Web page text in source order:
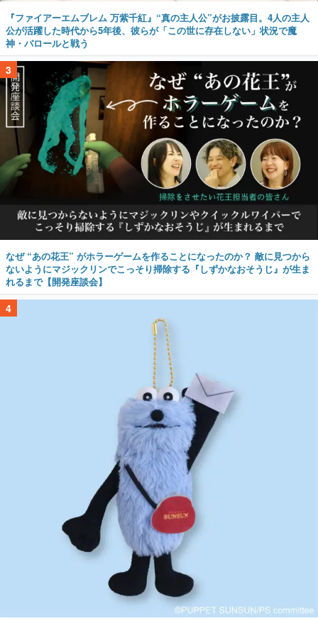
『ファイアーエムブレム 万紫千紅』“真の主人公”がお披露目。4人の主人
公が活躍した時代から5年後、彼らが「この世に存在しない」状況で魔
神・バロールと戦う
3
なぜ “あの花王” がホラーゲームを作ることになったのか？ 敵に見つから
ないようにマジックリンでこっそり掃除する『しずかなおそうじ』が生ま
れるまで【開発座談会】
4